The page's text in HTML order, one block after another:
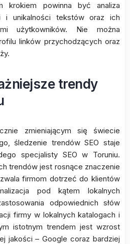
krokiem powinna być analiza
unikalności tekstów oraz ich
użytkowników. Nie można
linków przychodzących oraz
trendy
zmieniającym się świecie
śledzenie trendów SEO staje
specjalisty SEO w Toruniu.
trendów jest rosnące znaczenie
firmom dotrzeć do klientów
pod kątem lokalnych
odpowiednich słów
firmy w lokalnych katalogach i
istotnym trendem jest wzrost
jakości – Google coraz bardziej